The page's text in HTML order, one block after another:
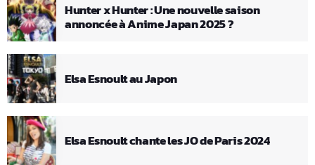
Hunter x Hunter : Une nouvelle saison
annoncée à Anime Japan 2025 ?
Elsa Esnoult au Japon
Elsa Esnoult chante les JO de Paris 2024